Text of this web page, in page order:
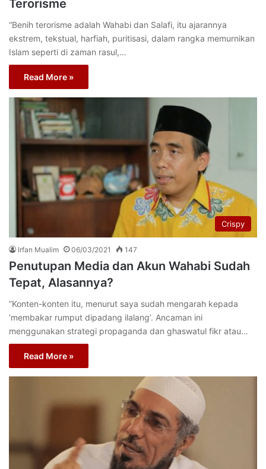
Terorisme
“Benih terorisme adalah Wahabi dan Salafi, itu ajarannya
ekstrem, tekstual, harfiah, puritisasi, dalam rangka memurnikan
Islam seperti di zaman rasul,…
Read More »
Crispy
Irfan Mualim 06/03/2021 147
Penutupan Media dan Akun Wahabi Sudah
Tepat, Alasannya?
”Konten-konten itu, menurut saya sudah mengarah kepada
‘membakar rumput dipadang ilalang’. Ancaman ini
menggunakan strategi propaganda dan ghaswatul fikr atau…
Read More »